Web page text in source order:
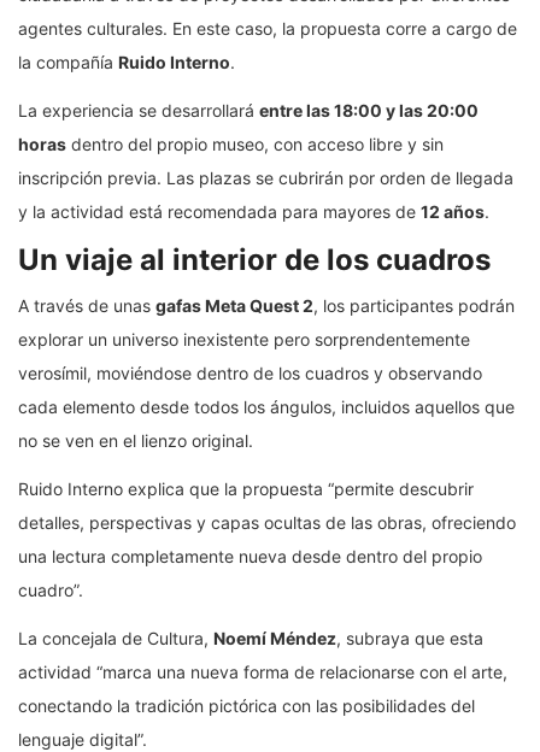
agentes culturales. En este caso, la propuesta corre a cargo de
la compañía Ruido Interno.
La experiencia se desarrollará entre las 18:00 y las 20:00
horas dentro del propio museo, con acceso libre y sin
inscripción previa. Las plazas se cubrirán por orden de llegada
y la actividad está recomendada para mayores de 12 años.
Un viaje al interior de los cuadros
A través de unas gafas Meta Quest 2, los participantes podrán
explorar un universo inexistente pero sorprendentemente
verosímil, moviéndose dentro de los cuadros y observando
cada elemento desde todos los ángulos, incluidos aquellos que
no se ven en el lienzo original.
Ruido Interno explica que la propuesta “permite descubrir
detalles, perspectivas y capas ocultas de las obras, ofreciendo
una lectura completamente nueva desde dentro del propio
cuadro”.
La concejala de Cultura, Noemí Méndez, subraya que esta
actividad “marca una nueva forma de relacionarse con el arte,
conectando la tradición pictórica con las posibilidades del
lenguaje digital”.